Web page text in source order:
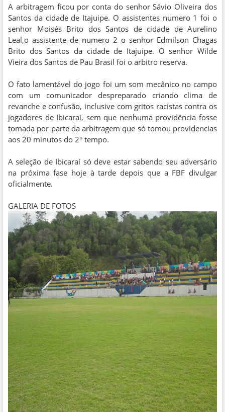
A arbitragem ficou por conta do senhor Sávio Oliveira dos
Santos da cidade de Itajuipe. O assistentes numero 1 foi o
senhor Moisés Brito dos Santos de cidade de Aurelino
Leal,o assistente de numero 2 o senhor Edmilson Chagas
Brito dos Santos da cidade de Itajuipe. O senhor Wilde
Vieira dos Santos de Pau Brasil foi o arbitro reserva.
O fato lamentável do jogo foi um som mecânico no campo
com um comunicador despreparado criando clima de
revanche e confusão, inclusive com gritos racistas contra os
jogadores de Ibicaraí, sem que nenhuma providência fosse
tomada por parte da arbitragem que só tomou providencias
aos 20 minutos do 2° tempo.
A seleção de Ibicaraí só deve estar sabendo seu adversário
na próxima fase hoje à tarde depois que a FBF divulgar
oficialmente.
GALERIA DE FOTOS